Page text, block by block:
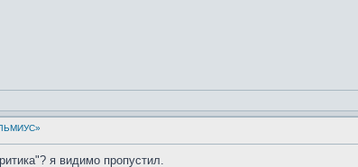
я видимо пропустил.